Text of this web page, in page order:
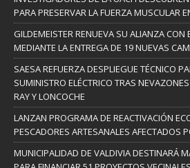
PARA PRESERVAR LA FUERZA MUSCULAR
GILDEMEISTER RENUEVA SU ALIANZA CON
MEDIANTE LA ENTREGA DE 19 NUEVAS
SAESA REFUERZA DESPLIEGUE TÉCNICO
SUMINISTRO ELÉCTRICO TRAS
RAY Y LONCOCHE
LANZAN PROGRAMA DE REACTIVACIÓN
PESCADORES ARTESANALES AFECTADOS
MUNICIPALIDAD DE VALDIVIA DESTINARÁ